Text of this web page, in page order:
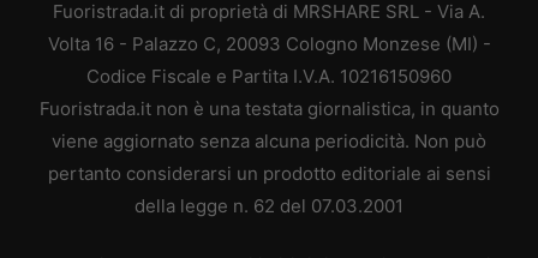
Fuoristrada.it di proprietà di MRSHARE SRL - Via A.
Volta 16 - Palazzo C, 20093 Cologno Monzese (MI) -
Codice Fiscale e Partita I.V.A. 10216150960
Fuoristrada.it non è una testata giornalistica, in quanto
viene aggiornato senza alcuna periodicità. Non può
pertanto considerarsi un prodotto editoriale ai sensi
della legge n. 62 del 07.03.2001